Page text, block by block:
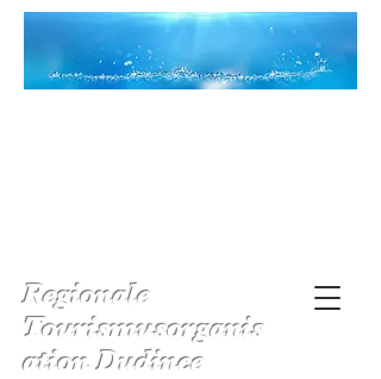
Regionale
Tourismusorganis
ation Dudince